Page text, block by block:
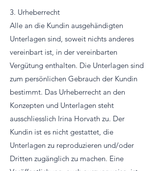
3. Urheberrecht
Alle an die Kundin ausgehändigten
Unterlagen sind, soweit nichts anderes
vereinbart ist, in der vereinbarten
Vergütung enthalten. Die Unterlagen sind
zum persönlichen Gebrauch der Kundin
bestimmt. Das Urheberrecht an den
Konzepten und Unterlagen steht
ausschliesslich Irina Horvath zu. Der
Kundin ist es nicht gestattet, die
Unterlagen zu reproduzieren und/oder
Dritten zugänglich zu machen. Eine